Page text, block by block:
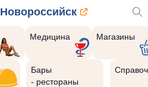
Новороссийск
Медицина Магазины
Бары
- рестораны